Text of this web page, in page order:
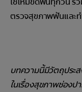
ตรวจสุขภาพฟันและ
บทความนี้มีวัตถุประส
ในเรื่องสุขภาพช่องป